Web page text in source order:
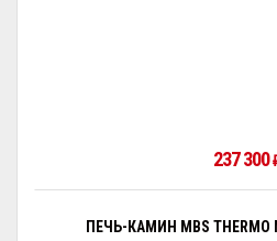
237 300
ПЕЧЬ-КАМИН MBS